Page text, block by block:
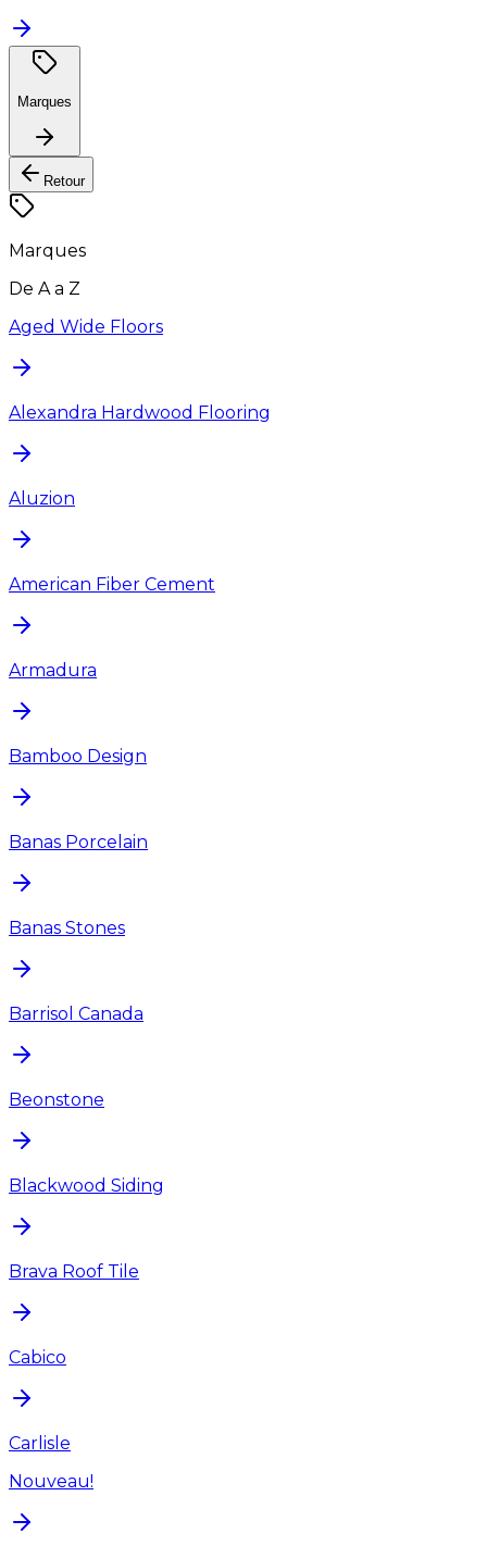
Marques
Retour
Marques
De A a Z
Aged Wide Floors
Alexandra Hardwood Flooring
Aluzion
American Fiber Cement
Armadura
Bamboo Design
Banas Porcelain
Banas Stones
Barrisol Canada
Beonstone
Blackwood Siding
Brava Roof Tile
Cabico
Carlisle
Nouveau!